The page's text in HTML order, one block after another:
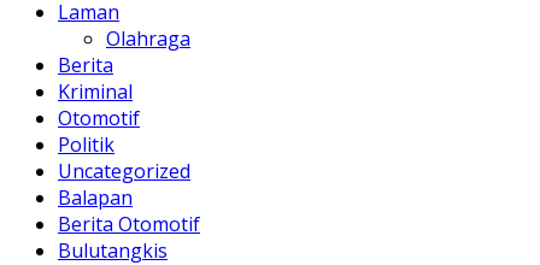
Laman
Olahraga
Berita
Kriminal
Otomotif
Politik
Uncategorized
Balapan
Berita Otomotif
Bulutangkis